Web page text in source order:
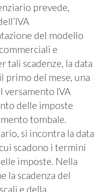
prevede,
del modello
e
tali scadenze, la data
primo del mese, una
versamento IVA
delle imposte
tombale.
si incontra la data
scadono i termini
imposte. Nella
la scadenza del
e della